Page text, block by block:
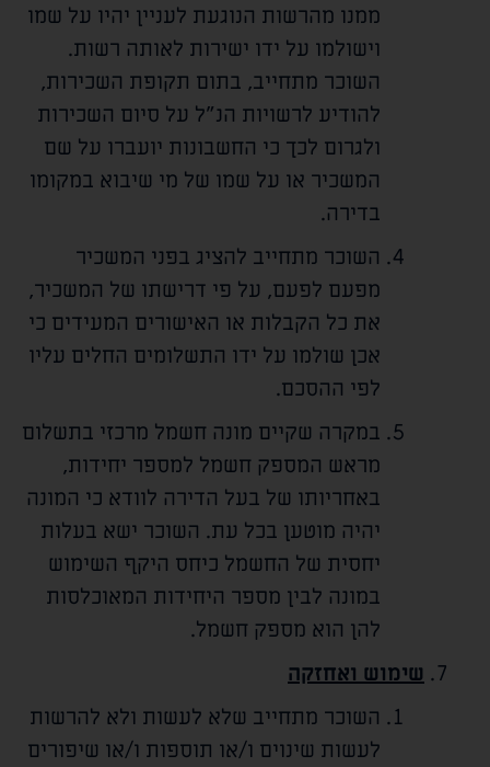
ממנו מהרשות הנוגעת לעניין יהיו על שמו
וישולמו על ידו ישירות לאותה רשות.
השוכר מתחייב, בתום תקופת השכירות,
להודיע לרשויות הנ"ל על סיום השכירות
ולגרום לכך כי החשבונות יועברו על שם
המשכיר או על שמו של מי שיבוא במקומו
בדירה.
השוכר מתחייב להציג בפני המשכיר
מפעם לפעם, על פי דרישתו של המשכיר,
את כל הקבלות או האישורים המעידים כי
אכן שולמו על ידו התשלומים החלים עליו
לפי ההסכם.
במקרה שקיים מונה חשמל מרכזי בתשלום
מראש המספק חשמל למספר יחידות,
באחריותו של בעל הדירה לוודא כי המונה
יהיה מוטען בכל עת. השוכר ישא בעלות
יחסית של החשמל כיחס היקף השימוש
במונה לבין מספר היחידות המאוכלסות
להן הוא מספק חשמל.
שימוש ואחזקה
השוכר מתחייב שלא לעשות ולא להרשות
לעשות שינוים ו/או תוספות ו/או שיפורים